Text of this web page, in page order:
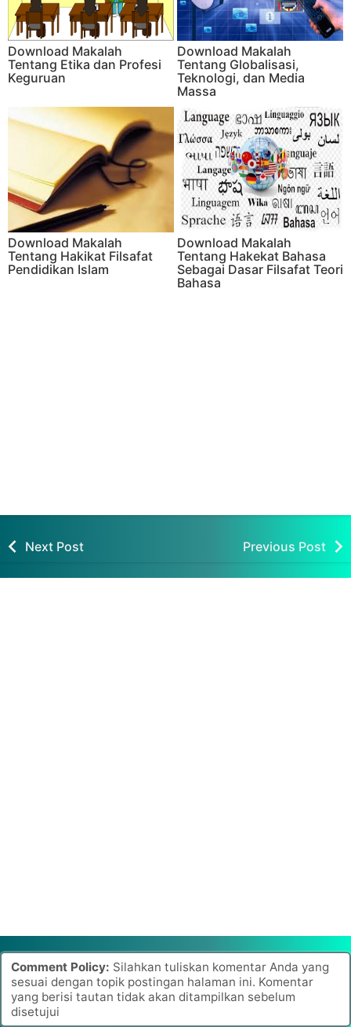
Download Makalah
Tentang Etika dan Profesi
Keguruan
Download Makalah
Tentang Globalisasi,
Teknologi, dan Media
Massa
Download Makalah
Tentang Hakikat Filsafat
Pendidikan Islam
Download Makalah
Tentang Hakekat Bahasa
Sebagai Dasar Filsafat Teori
Bahasa
Next Post Previous Post
Comment Policy: Silahkan tuliskan komentar Anda yang
sesuai dengan topik postingan halaman ini. Komentar
yang berisi tautan tidak akan ditampilkan sebelum
disetujui